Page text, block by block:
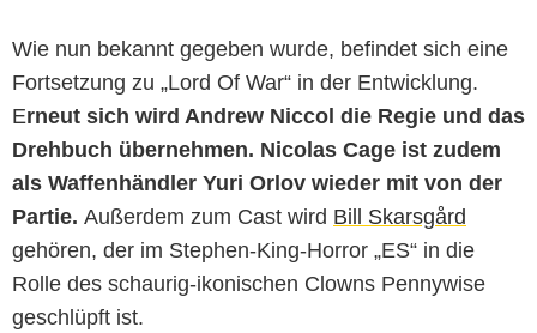
Wie nun bekannt gegeben wurde, befindet sich eine
Fortsetzung zu „Lord Of War“ in der Entwicklung.
Erneut sich wird Andrew Niccol die Regie und das
Drehbuch übernehmen. Nicolas Cage ist zudem
als Waffenhändler Yuri Orlov wieder mit von der
Partie. Außerdem zum Cast wird Bill Skarsgård
gehören, der im Stephen-King-Horror „ES“ in die
Rolle des schaurig-ikonischen Clowns Pennywise
geschlüpft ist.